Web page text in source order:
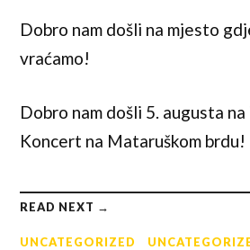
Dobro nam došli na mjesto
vraćamo!
Dobro nam došli 5. augusta
Koncert na Mataruškom brdu!
READ NEXT →
UNCATEGORIZED